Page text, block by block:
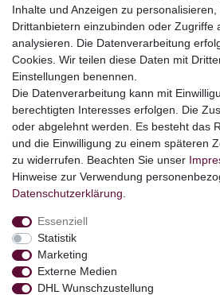
Themen
Ostern
Angebote
stark reduzierte B-Ware
Kundenservice
Versand & Lieferung
Impressum
Barrierefreiheitserklärung
Inhalte und Anzeigen zu personalisieren,
Drittanbietern einzubinden oder Zugriffe
analysieren. Die Datenverarbeitung
Cookies. Wir teilen diese Daten mit
Einstellungen benennen.
Die Datenverarbeitung kann mit
berechtigten Interesses erfolgen. Die
oder abgelehnt werden. Es besteht das
und die Einwilligung zu einem späteren
zu widerrufen. Beachten Sie unser
Hinweise zur Verwendung
Daten­schutz­erklärung
Essenziell
Statistik
Marketing
Externe Medien
DHL Wunschzustellung